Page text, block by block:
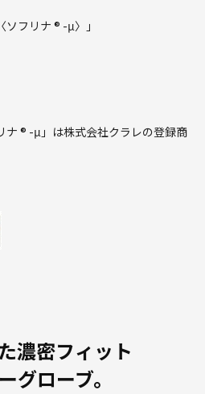
フリナ ® -μ〉」
ナ ® -μ」は株式会社クラレの登録商
濃密フィット
グローブ。